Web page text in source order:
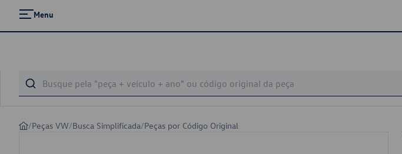
Menu
/Peças VW/Busca Simplificada/Peças por Código Original